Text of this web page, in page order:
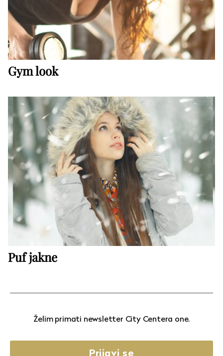
Gym look
Puf jakne
Želim primati newsletter City Centera one.